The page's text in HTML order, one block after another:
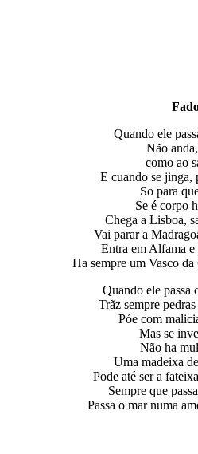
Quando ele
Não
como ao
E cuando se jinga,
So para
Se é corpo
Chega a Lisboa,
Vai parar a
Entra em Alfama
Ha sempre um Vasco
Quando ele passa
Trãz sempre
Póe com
Mas se
Não ha
Uma madeixa
Pode até ser a
Sempre que
Passa o mar numa